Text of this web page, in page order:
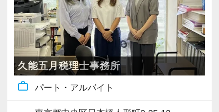
・税務顧問＋資産税に関与
・相続／事業承継／M&Aにも対応
＜成長中の税理士法人＞
・全国14拠点で事業展開
・従業員240名以上に拡大
・会計・税務・財務・労務まで対応
久能五月税理士事務所
work_outline パート・アルバイト